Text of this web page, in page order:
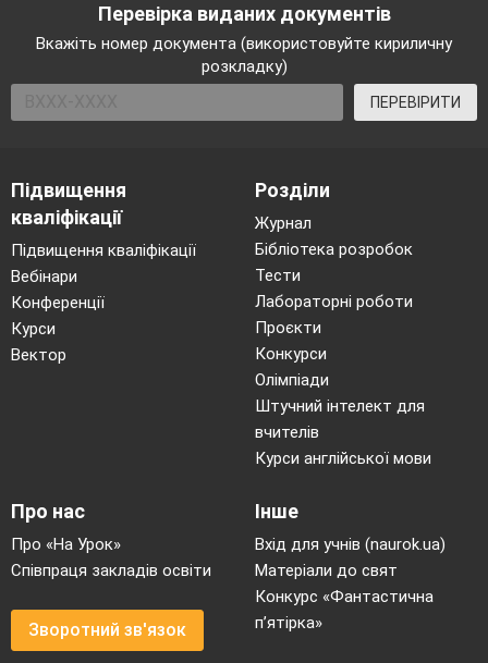
Перевірка виданих документів
Вкажіть номер документа (використовуйте кириличну
розкладку)
ПЕРЕВІРИТИ
Підвищення
кваліфікації
Підвищення кваліфікації
Вебінари
Конференції
Курси
Вектор
Розділи
Журнал
Бібліотека розробок
Тести
Лабораторні роботи
Проєкти
Конкурси
Олімпіади
Штучний інтелект для
вчителів
Курси англійської мови
Про нас
Про «На Урок»
Співпраця закладів освіти
Зворотний зв'язок
Інше
Вхід для учнів (naurok.ua)
Матеріали до свят
Конкурс «Фантастична
п’ятірка»